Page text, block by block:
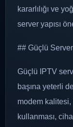
kararlılığı ve
server yapısı
## Güçlü
Güçlü IPTV
başına yeterli
modem
kullanması,